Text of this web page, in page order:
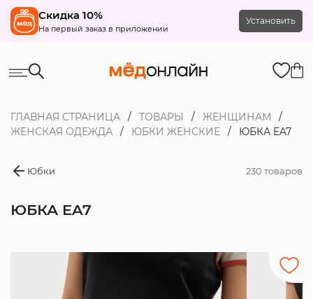
Скидка 10%
На первый заказ в приложении
Установить
ГЛАВНАЯ СТРАНИЦА ТОВАРЫ
ЖЕНЩИНАМ
ЖЕНСКАЯ ОДЕЖДА
ЮБКИ ЖЕНСКИЕ ЮБКА EA7
Юбки 230 товаров
ЮБКА EA7